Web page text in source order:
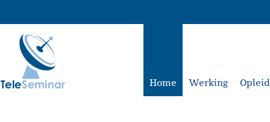
Home Werking